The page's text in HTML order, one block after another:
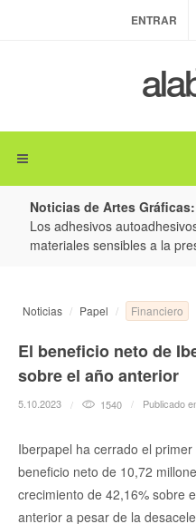
ENTRAR
Noticias de Artes Gráficas:
Los adhesivos
materiales sensibles a la
Noticias Papel Financiero
El beneficio neto de
sobre el año anterior
5.10.2023 1540 Publicado
Iberpapel ha cerrado el
beneficio neto de 10,72
crecimiento de 42,16% sobre
anterior a pesar de la